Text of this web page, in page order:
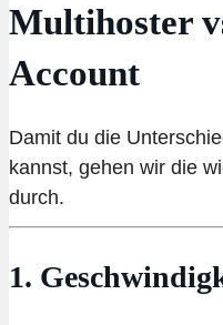
Multihoster
Account
Damit du die
kannst, gehen wir die
durch.
1.